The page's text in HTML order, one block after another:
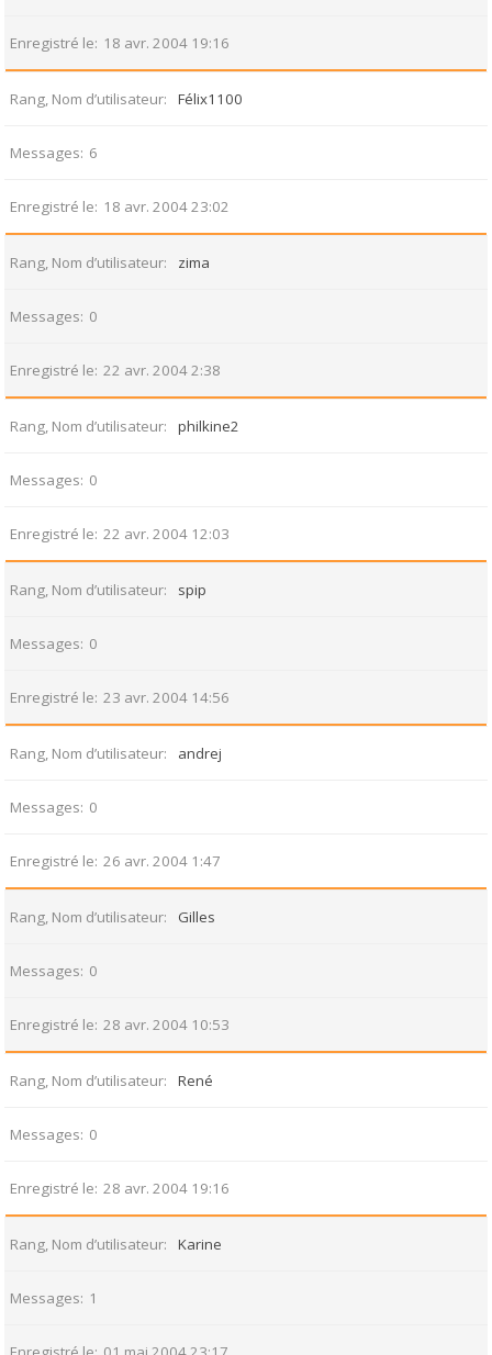
Enregistré le 18 avr. 2004 19:16
Rang, Nom d’utilisateur Félix1100
Messages 6
Enregistré le 18 avr. 2004 23:02
Rang, Nom d’utilisateur zima
Messages 0
Enregistré le 22 avr. 2004 2:38
Rang, Nom d’utilisateur philkine2
Messages 0
Enregistré le 22 avr. 2004 12:03
Rang, Nom d’utilisateur spip
Messages 0
Enregistré le 23 avr. 2004 14:56
Rang, Nom d’utilisateur andrej
Messages 0
Enregistré le 26 avr. 2004 1:47
Rang, Nom d’utilisateur Gilles
Messages 0
Enregistré le 28 avr. 2004 10:53
Rang, Nom d’utilisateur René
Messages 0
Enregistré le 28 avr. 2004 19:16
Rang, Nom d’utilisateur Karine
Messages 1